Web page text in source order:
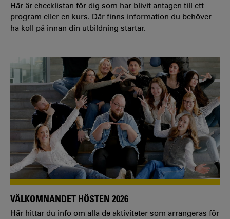
Här är checklistan för dig som har blivit antagen till ett
program eller en kurs. Där finns information du behöver
ha koll på innan din utbildning startar.
VÄLKOMNANDET HÖSTEN 2026
Här hittar du info om alla de aktiviteter som arrangeras för